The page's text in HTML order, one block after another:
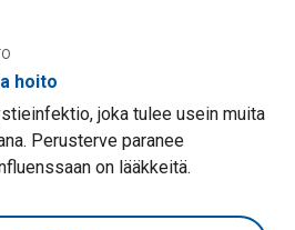
hoito
joka tulee usein muita
Perusterve paranee
on lääkkeitä.